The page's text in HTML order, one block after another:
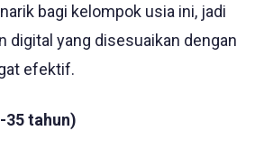
bagi kelompok usia ini, jadi
digital yang disesuaikan dengan
efektif.
35 tahun)